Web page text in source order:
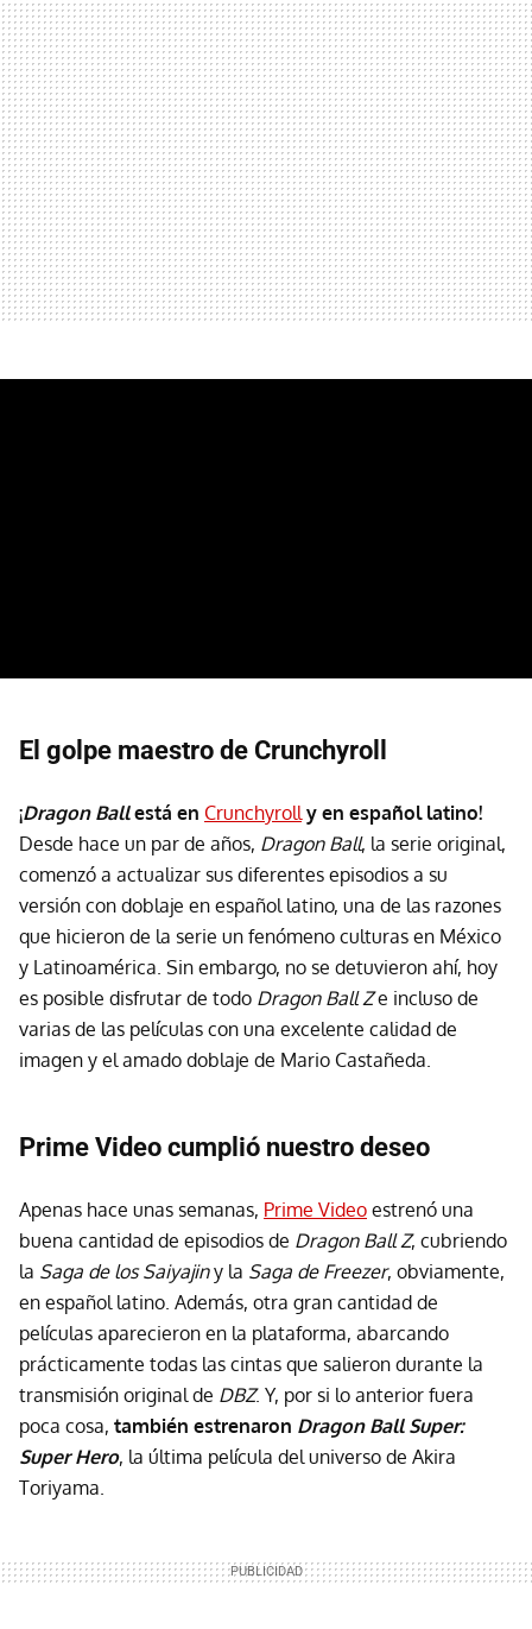
El golpe maestro de Crunchyroll
¡Dragon Ballestá en Crunchyrolly en español latino!
Desde hace un par de años, Dragon Ball, la serie original,
comenzó a actualizar sus diferentes episodios a su
versión con doblaje en español latino, una de las razones
que hicieron de la serie un fenómeno culturas en México
y Latinoamérica. Sin embargo, no se detuvieron ahí, hoy
es posible disfrutar de todo Dragon Ball Ze incluso de
varias de las películas con una excelente calidad de
imagen y el amado doblaje de Mario Castañeda.
Prime Video cumplió nuestro deseo
Apenas hace unas semanas, Prime Video estrenó una
buena cantidad de episodios de Dragon Ball Z, cubriendo
la Saga de los Saiyajiny la Saga de Freezer, obviamente,
en español latino. Además, otra gran cantidad de
películas aparecieron en la plataforma, abarcando
prácticamente todas las cintas que salieron durante la
transmisión original de DBZ. Y, por si lo anterior fuera
poca cosa, también estrenaron Dragon Ball Super:
Super Hero, la última película del universo de Akira
Toriyama.